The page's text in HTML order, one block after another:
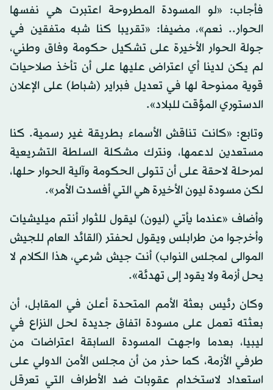
فأجاب: «لو المسودة المطروحة اعتبرت هي نفسها
الحوار.. نعم»، مضيفا: «تقريبا كنا شبه متفقين في
جولة الحوار الأخيرة على تشكيل حكومة وفاق وطني،
لم يكن لدينا أي اعتراض عليها على أن تأخذ صلاحيات
قوية ممنوحة لها في تعديل فبراير (شباط) على الإعلان
الدستوري المؤقت للبلاد».
وتابع: «كانت تناقش الأسماء بطريقة غير رسمية. كنا
مستعدين لدعمها، ونترك مشكلة السلطة التشريعية
لمرحلة لاحقة على أن تتولى الحكومة وآلية الحوار حلها،
لكن مسودة ليون الأخيرة هي التي أفسدت الأمر».
وأضاف «عندما يأتي (ليون) ليقول للثوار أنتم ميليشيات
وأخرجوا من طرابلس ويقول لحفتر (القائد العام للجيش
الموالى لمجلس النواب) أنت جيش شرعي، هذا الكلام لا
يحل أزمة ولا يقود إلى تهدئة».
وكان رئيس بعثة الأمم المتحدة أعلن في المقابل، أن
بعثته تعمل على مسودة اتفاق جديدة لحل النزاع في
ليبيا، بعدما واجهت المسودة السابقة اعتراضات من
طرفي الأزمة، كما حذر من أن مجلس الأمن الدولي على
استعداد لاستخدام عقوبات ضد الأطراف التي تعرقل